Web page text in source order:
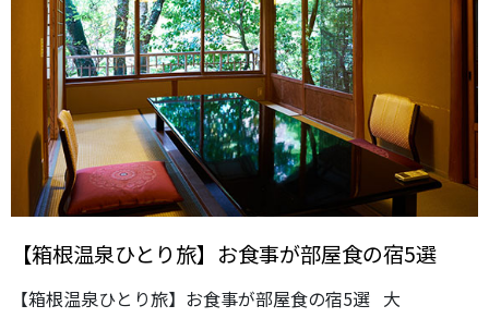
【箱根温泉ひとり旅】お食事が部屋食の宿5選
【箱根温泉ひとり旅】お食事が部屋食の宿5選 大